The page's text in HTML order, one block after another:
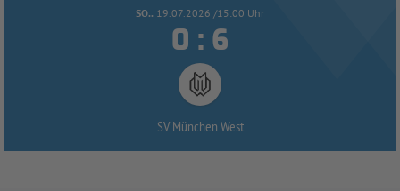
SO.. 19.07.2026 /15:00 Uhr
 : 
SV München West